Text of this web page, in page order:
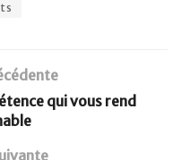
qui vous rend